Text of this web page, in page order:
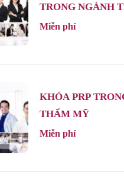
TRONG NGÀNH
Miễn phí
KHÓA PRP
THẨM MỸ
Miễn phí